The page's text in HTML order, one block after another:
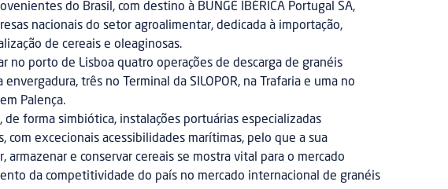
do Brasil, com destino à BUNGE IBÉRICA Portugal SA,
nacionais do setor agroalimentar, dedicada à importação,
de cereais e oleaginosas.
no porto de Lisboa quatro operações de descarga de granéis
três no Terminal da SILOPOR, na Trafaria e uma no
Palença.
de forma simbiótica, instalações portuárias especializadas
com excecionais acessibilidades marítimas, pelo que a sua
armazenar e conservar cereais se mostra vital para o mercado
da competitividade do país no mercado internacional de granéis